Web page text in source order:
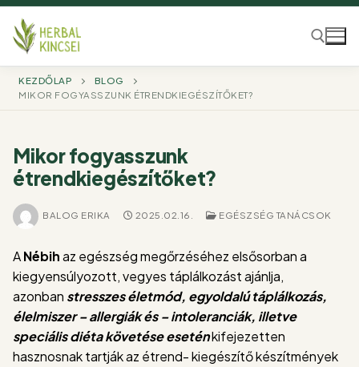
Ugrás
tartalomra
Keresése:
KEZDŐLAP
BLOG
MIKOR FOGYASSZUNK ÉTRENDKIEGÉSZÍTŐKET?
Mikor fogyasszunk
étrendkiegészítőket?
BALOG ERIKA 2025.02.16. EGÉSZSÉG TANÁCSOK
ANébihaz egészség megőrzéséhez elsősorban a
kiegyensúlyozott, vegyes táplálkozást ajánlja,
azonban stresszes életmód, egyoldalú táplálkozás,
élelmiszer – allergiák és – intoleranciák, illetve
speciális diéta követése eseténkifejezetten
hasznosnak tartják az étrend- kiegészítő készítmények